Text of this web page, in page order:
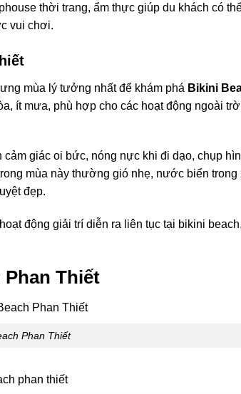
thời trang, ẩm thực giúp du khách có
vui chơi.
mùa lý tưởng nhất để khám phá Bikini
ít mưa, phù hợp cho các hoạt động ngoài
giác oi bức, nóng nực khi đi dạo, chụp
mùa này thường gió nhẹ, nước biển trong
đẹp.
động giải trí diễn ra liên tục tại bikini
Thiết
Phan Thiết